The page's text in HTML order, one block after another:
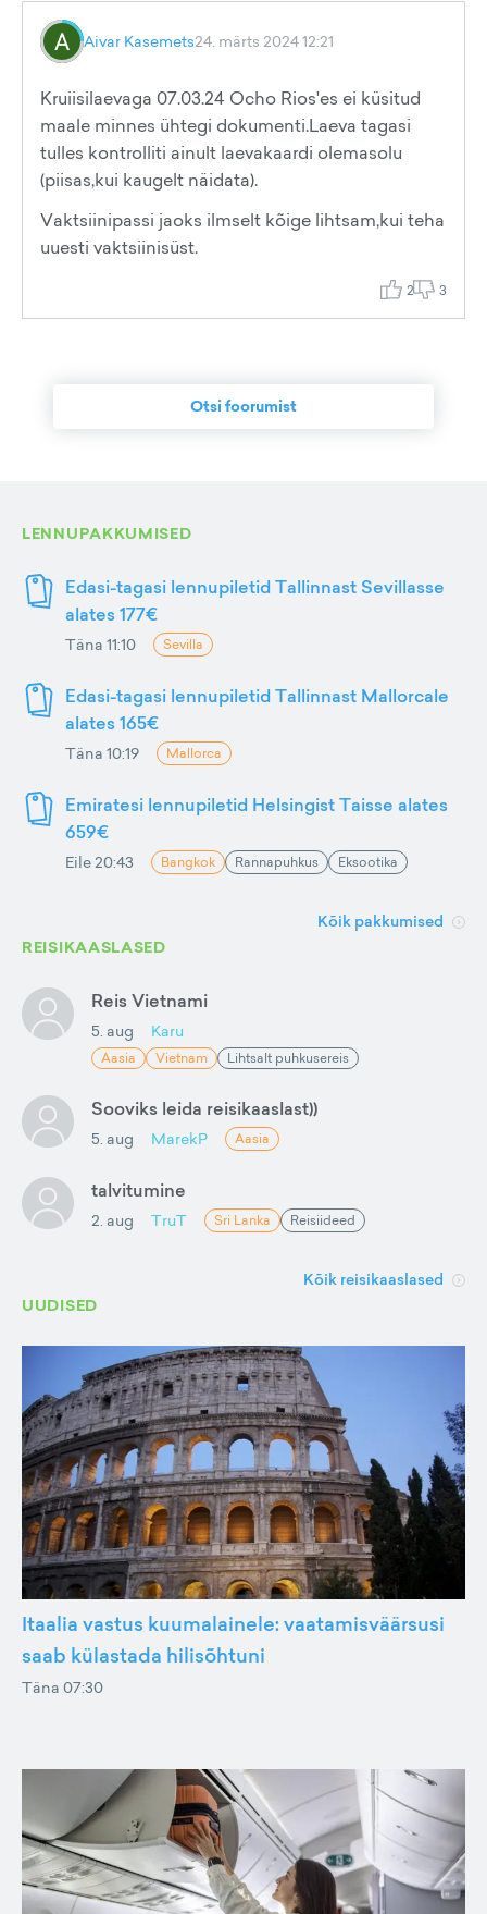
Aivar Kasemets24. märts 2024 12:21
Kruiisilaevaga 07.03.24 Ocho Rios'es ei küsitud
maale minnes ühtegi dokumenti.Laeva tagasi
tulles kontrolliti ainult laevakaardi olemasolu
(piisas,kui kaugelt näidata).
Vaktsiinipassi jaoks ilmselt kõige lihtsam,kui teha
uuesti vaktsiinisüst.
2 3
Otsi foorumist
LENNUPAKKUMISED
Edasi-tagasi lennupiletid Tallinnast Sevillasse
alates 177€
Täna 11:10 Sevilla
Edasi-tagasi lennupiletid Tallinnast Mallorcale
alates 165€
Täna 10:19 Mallorca
Emiratesi lennupiletid Helsingist Taisse alates
659€
Eile 20:43 Bangkok Rannapuhkus Eksootika
Kõik pakkumised
REISIKAASLASED
Reis Vietnami
5. aug Karu
Aasia Vietnam Lihtsalt puhkusereis
Sooviks leida reisikaaslast))
5. aug MarekP Aasia
talvitumine
2. aug TruT Sri Lanka Reisiideed
Kõik reisikaaslased
UUDISED
Itaalia vastus kuumalainele: vaatamisväärsusi
saab külastada hilisõhtuni
Täna 07:30